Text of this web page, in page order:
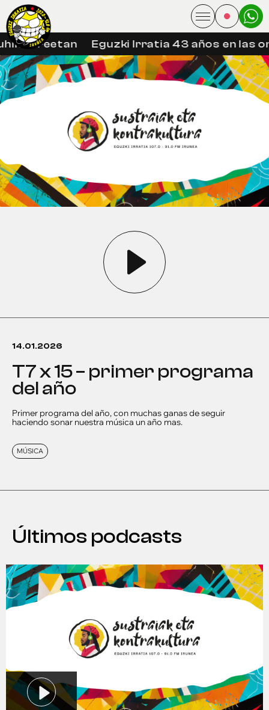
libreetan Eguzki Irratia 43 años en las
14.01.2026
t7 x 15 – primer programa
del año
Primer programa del año, con muchas ganas de seguir
haciendo sonar nuestra música un año mas.
MÚSICA
Últimos podcasts